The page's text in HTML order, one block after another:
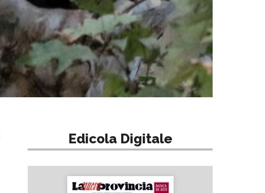
Edicola Digitale